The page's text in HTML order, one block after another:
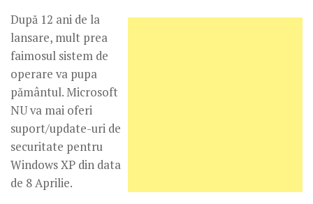
După 12 ani de la
lansare, mult prea
faimosul sistem de
operare va pupa
pământul. Microsoft
NU va mai oferi
suport/update-uri de
securitate pentru
Windows XP din data
de 8 Aprilie.